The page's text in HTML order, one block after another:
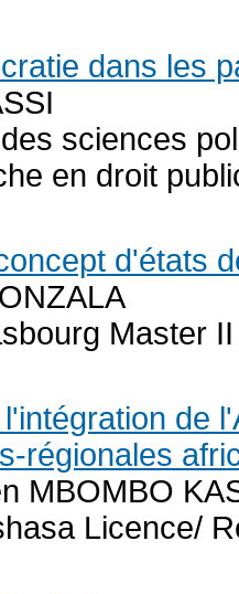
dans les
sciences
en droit
d'états
Master
de
régionales
MBOMBO
Licence/